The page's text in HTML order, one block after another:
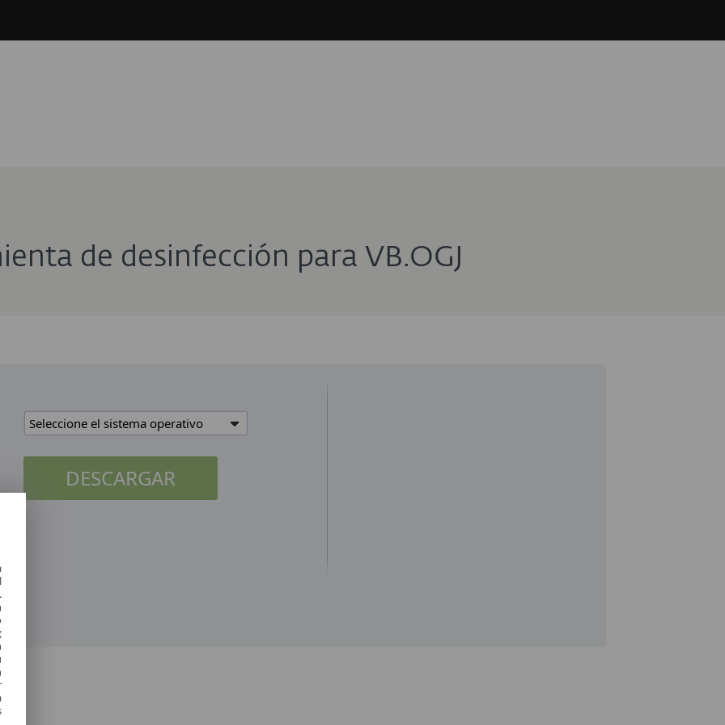
de desinfección para VB.OGJ
Seleccione el sistema operativo
DESCARGAR